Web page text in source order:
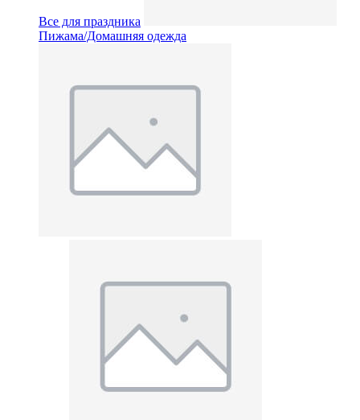
Все для праздника
Пижама/Домашняя одежда